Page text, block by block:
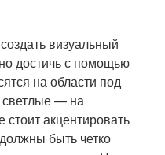
визуальный
достичь с помощью
на области под
светлые — на
акцентировать
быть четко